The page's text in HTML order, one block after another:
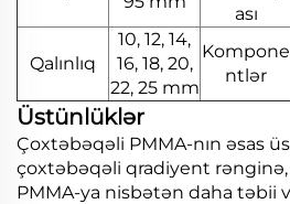
ası
Qalınlıq
10, 12, 14,
16, 18, 20,
22, 25 mm
Kompone
ntlər
Üstünlüklər
Çoxtəbəqəli PMMA-nın əsas
çoxtəbəqəli qradiyent
PMMA-ya nisbətən daha təbii